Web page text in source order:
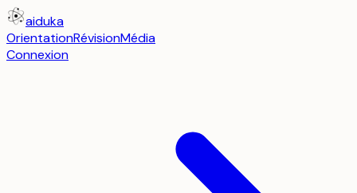
aiduka
OrientationRévisionMédia
Connexion